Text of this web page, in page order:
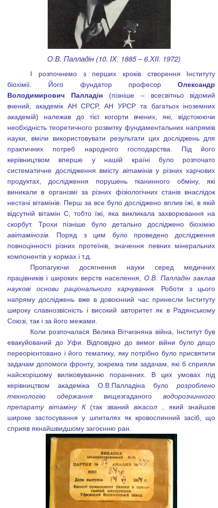
О.В. Палладін (10. ІХ. 1885 – 6.ХІІ. 1972)
І розпочнемо з перших кроків створення Інституту
біохімії. Його фундатор професорОлександр
Володимирович Палладін(пізніше – всесвітньо відомий
вчений, академік АН СРСР, АН УРСР та багатьох іноземних
академій) належав до тієї когорти вчених, які, відстоюючи
необхідність теоретичного розвитку фундаментальних напрямів
науки, вміли використовувати результати цих досліджень для
практичних потреб народного господарства. Під його
керівництвом вперше у нашій країні було розпочато
систематичне дослідження вмісту вітамініву різних харчових
продуктах, дослідження порушень тканинного обміну, які
виникали в організмі за різних фізіологічних станів внаслідок
нестачі вітамінів. Перш за все було досліджено вплив їжі, в якій
відсутній вітамін С, тобто їжі, яка викликала захворювання на
скорбут. Трохи пізніше було детально досліджено біохімію
авітамінозів. Поряд з цим було проведено дослідження
повноцінності різних протеїнів, значення певних мінеральних
компонентів у кормах і т.д.
Пропагуючи досягнення науки серед медичних
працівників і широких верств населення,О.В. Палладін заклав
наукові основи раціонального харчування. Роботи з цього
напряму досліджень вже в довоєнний час принесли Інституту
широку славнозвісність і високий авторитет як в Радянському
Союзі, так і за його межами.
Коли розпочалася Велика Вітчизняна війна, Інститут був
евакуйований до Уфи. Відповідно до вимог війни було дещо
переорієнтовано і його тематику, яку потрібно було присвятити
задачам допомоги фронту, зокрема тим задачам, які б сприяли
найскорішому виліковуванню поранених. В цих умовах під
керівництвом академіка О.В.Палладіна булорозроблено
технологію одержання вищезгаданоговодорозчинного
препарату вітаміну К(так званийвікасол , який знайшов
широке застосування у шпиталях як кровоспинний засіб, що
сприяв якнайшвидшому загоєнню ран.